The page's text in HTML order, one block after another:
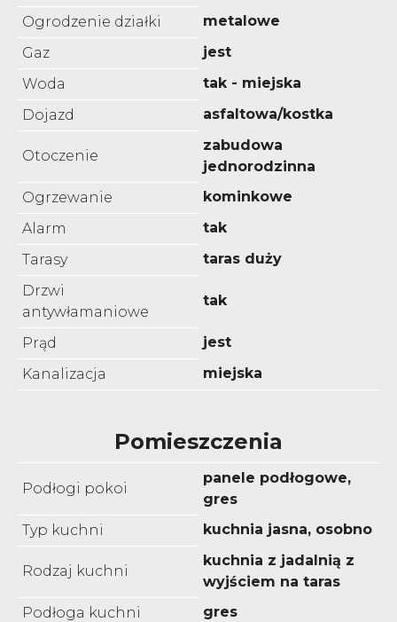
Ogrodzenie działki
metalowe
Gaz
jest
Woda
tak - miejska
Dojazd
asfaltowa/kostka
Otoczenie
zabudowa
jednorodzinna
Ogrzewanie
kominkowe
Alarm
tak
Tarasy
taras duży
Drzwi
antywłamaniowe
tak
Prąd
jest
Kanalizacja
miejska
Pomieszczenia
Podłogi pokoi
panele podłogowe,
gres
Typ kuchni
kuchnia jasna, osobno
Rodzaj kuchni
kuchnia z jadalnią z
wyjściem na taras
Podłoga kuchni
gres